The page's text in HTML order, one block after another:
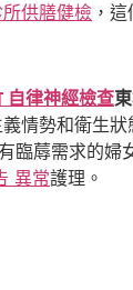
供膳健檢 ，
自律神經檢查
情勢和衛生狀
臨蓐需求的婦
異常護理。